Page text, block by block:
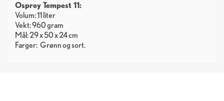
Osprey Tempest 11:
Volum: 11 liter
Vekt: 960 gram
Mål: 29 x 50 x 24 cm
Farger: Grønn sort